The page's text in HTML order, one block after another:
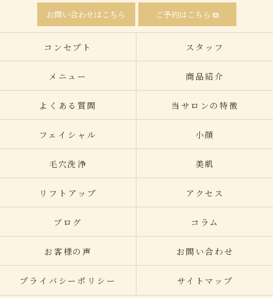
お問い合わせはこちら ご予約はこちら
コンセプト スタッフ
メニュー 商品紹介
よくある質問 当サロンの特徴
フェイシャル 小顔
毛穴洗浄 美肌
リフトアップ アクセス
ブログ コラム
お客様の声 お問い合わせ
プライバシーポリシー サイトマップ